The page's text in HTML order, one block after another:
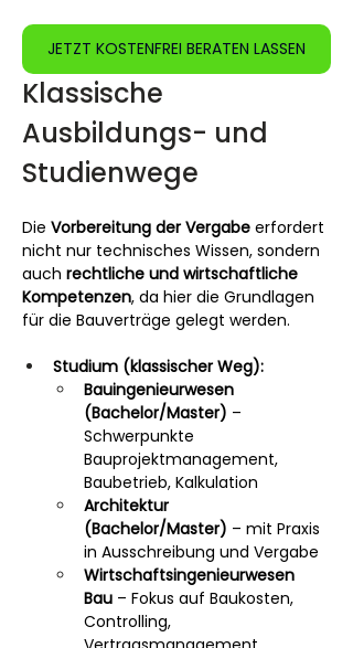
JETZT KOSTENFREI BERATEN LASSEN
Klassische
Ausbildungs- und
Studienwege
Die Vorbereitung der Vergabe erfordert
nicht nur technisches Wissen, sondern
auch rechtliche und wirtschaftliche
Kompetenzen, da hier die Grundlagen
für die Bauverträge gelegt werden.
Studium (klassischer Weg):
Bauingenieurwesen
(Bachelor/Master) –
Schwerpunkte
Bauprojektmanagement,
Baubetrieb, Kalkulation
Architektur
(Bachelor/Master) – mit Praxis
in Ausschreibung und Vergabe
Wirtschaftsingenieurwesen
Bau – Fokus auf Baukosten,
Controlling,